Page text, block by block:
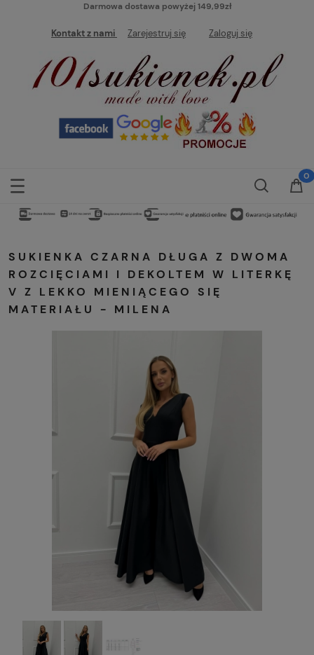
Darmowa dostawa powyżej 149,99zł
Kontakt z nami Zarejestruj się Zaloguj się
SUKIENKA CZARNA DŁUGA Z DWOMA
ROZCIĘCIAMI I DEKOLTEM W LITERKĘ
V Z LEKKO MIENIĄCEGO SIĘ
MATERIAŁU - MILENA